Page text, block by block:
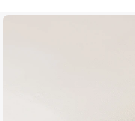
Hoppa